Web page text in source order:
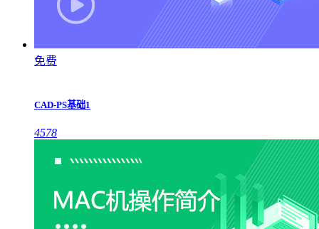
免费
CAD-PS基础1
4578